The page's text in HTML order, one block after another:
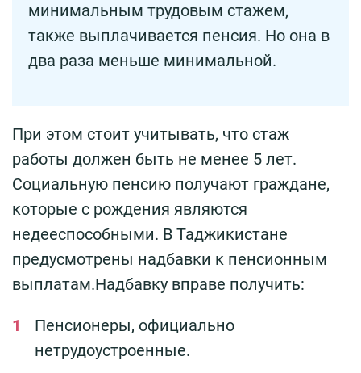
минимальным трудовым стажем,
также выплачивается пенсия. Но она в
два раза меньше минимальной.
При этом стоит учитывать, что стаж
работы должен быть не менее 5 лет.
Социальную пенсию получают граждане,
которые с рождения являются
недееспособными. В Таджикистане
предусмотрены надбавки к пенсионным
выплатам.Надбавку вправе получить:
Пенсионеры, официально
нетрудоустроенные.